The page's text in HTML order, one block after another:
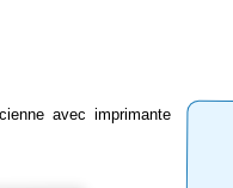
avec imprimante